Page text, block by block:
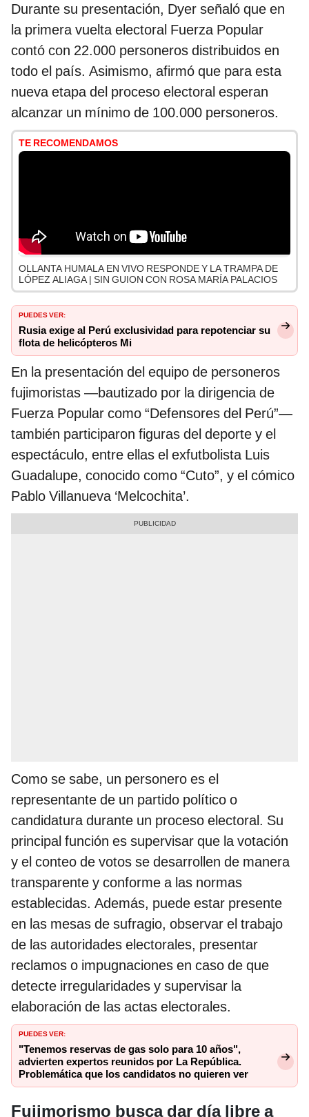
Durante su presentación, Dyer señaló que en
la primera vuelta electoral Fuerza Popular
contó con 22.000 personeros distribuidos en
todo el país. Asimismo, afirmó que para esta
nueva etapa del proceso electoral esperan
alcanzar un mínimo de 100.000 personeros.
TE RECOMENDAMOS
OLLANTA HUMALA EN VIVO RESPONDE Y LA TRAMPA DE
LÓPEZ ALIAGA | SIN GUION CON ROSA MARÍA PALACIOS
PUEDES VER:
Rusia exige al Perú exclusividad para repotenciar su
flota de helicópteros Mi
En la presentación del equipo de personeros
fujimoristas —bautizado por la dirigencia de
Fuerza Popular como “Defensores del Perú”—
también participaron figuras del deporte y el
espectáculo, entre ellas el exfutbolista Luis
Guadalupe, conocido como “Cuto”, y el cómico
Pablo Villanueva ‘Melcochita’.
Como se sabe, un personero es el
representante de un partido político o
candidatura durante un proceso electoral. Su
principal función es supervisar que la votación
y el conteo de votos se desarrollen de manera
transparente y conforme a las normas
establecidas. Además, puede estar presente
en las mesas de sufragio, observar el trabajo
de las autoridades electorales, presentar
reclamos o impugnaciones en caso de que
detecte irregularidades y supervisar la
elaboración de las actas electorales.
PUEDES VER:
"Tenemos reservas de gas solo para 10 años",
advierten expertos reunidos por La República.
Problemática que los candidatos no quieren ver
Fujimorismo busca dar día libre a